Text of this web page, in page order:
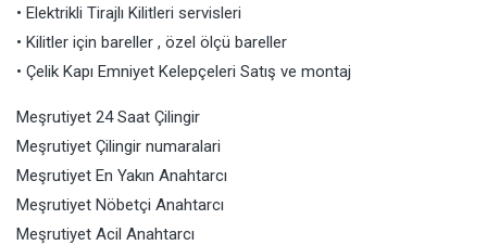
• Elektrikli Tirajlı Kilitleri servisleri
• Kilitler için bareller , özel ölçü bareller
• Çelik Kapı Emniyet Kelepçeleri Satış ve montaj
Meşrutiyet 24 Saat Çilingir
Meşrutiyet Çilingir numaralari
Meşrutiyet En Yakın Anahtarcı
Meşrutiyet Nöbetçi Anahtarcı
Meşrutiyet Acil Anahtarcı